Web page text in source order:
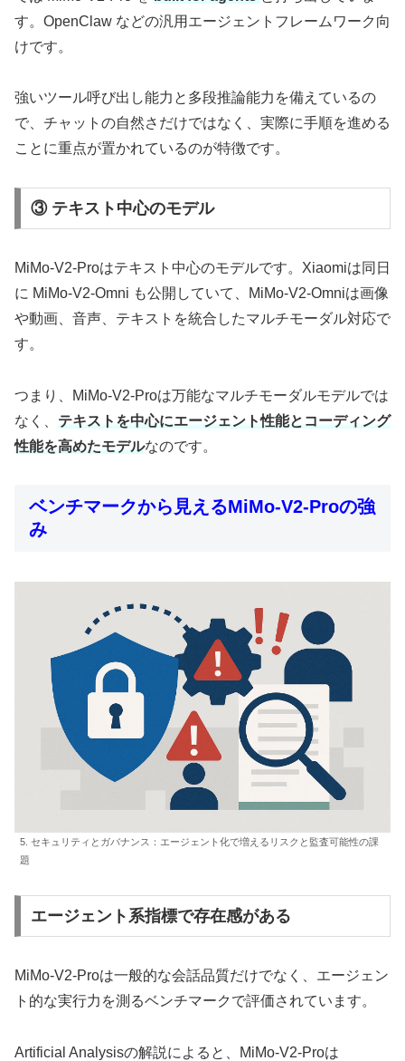
す。OpenClaw などの汎用エージェントフレームワーク向
けです。
強いツール呼び出し能力と多段推論能力を備えているの
で、チャットの自然さだけではなく、実際に手順を進める
ことに重点が置かれているのが特徴です。
③ テキスト中心のモデル
MiMo-V2-Proはテキスト中心のモデルです。Xiaomiは同日
に MiMo-V2-Omni も公開していて、MiMo-V2-Omniは画像
や動画、音声、テキストを統合したマルチモーダル対応で
す。
つまり、MiMo-V2-Proは万能なマルチモーダルモデルでは
なく、 テキストを中心にエージェント性能とコーディング
性能を高めたモデルなのです。
ベンチマークから見えるMiMo-V2-Proの強
み
5. セキュリティとガバナンス：エージェント化で増えるリスクと監査可能性の課
題
エージェント系指標で存在感がある
MiMo-V2-Proは一般的な会話品質だけでなく、エージェン
ト的な実行力を測るベンチマークで評価されています。
Artificial Analysisの解説によると、MiMo-V2-Proは